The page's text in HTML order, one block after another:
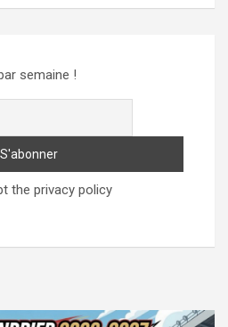
semaine !
the privacy policy